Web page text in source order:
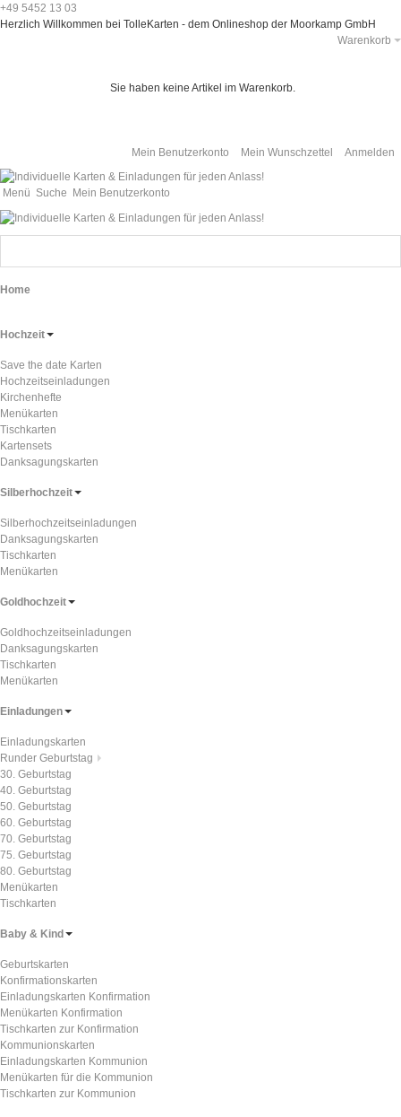
+49 5452 13 03
Herzlich Willkommen bei TolleKarten - dem Onlineshop der Moorkamp GmbH
Warenkorb
Sie haben keine Artikel im Warenkorb.
Mein Benutzerkonto Mein Wunschzettel Anmelden
Menü Suche Mein Benutzerkonto
Home
Hochzeit
Save the date Karten
Hochzeitseinladungen
Kirchenhefte
Menükarten
Tischkarten
Kartensets
Danksagungskarten
Silberhochzeit
Silberhochzeitseinladungen
Danksagungskarten
Tischkarten
Menükarten
Goldhochzeit
Goldhochzeitseinladungen
Danksagungskarten
Tischkarten
Menükarten
Einladungen
Einladungskarten
Runder Geburtstag
30. Geburtstag
40. Geburtstag
50. Geburtstag
60. Geburtstag
70. Geburtstag
75. Geburtstag
80. Geburtstag
Menükarten
Tischkarten
Baby & Kind
Geburtskarten
Konfirmationskarten
Einladungskarten Konfirmation
Menükarten Konfirmation
Tischkarten zur Konfirmation
Kommunionskarten
Einladungskarten Kommunion
Menükarten für die Kommunion
Tischkarten zur Kommunion